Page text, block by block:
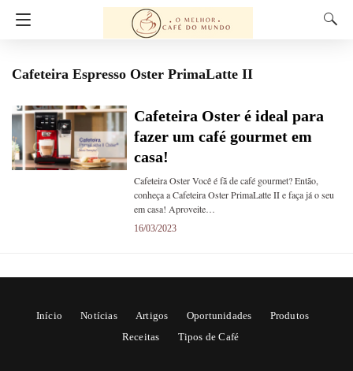
Cafeteira Espresso Oster PrimaLatte II
Cafeteira Oster é ideal para
fazer um café gourmet em
casa!
Cafeteira Oster Você é fã de café gourmet? Então,
conheça a Cafeteira Oster PrimaLatte II e faça já o seu
em casa! Aproveite…
16/03/2023
Início Notícias Artigos Oportunidades
Produtos
Receitas
Tipos de Café